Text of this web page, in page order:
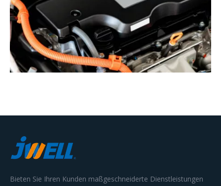
Bieten Sie Ihren Kunden maßgeschneiderte Dienstleistungen